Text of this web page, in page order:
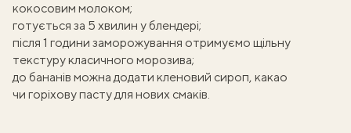
кокосовим молоком;
готується за 5 хвилин у блендері;
після 1 години заморожування отримуємо щільну
текстуру класичного морозива;
до бананів можна додати кленовий сироп, какао
чи горіхову пасту для нових смаків.